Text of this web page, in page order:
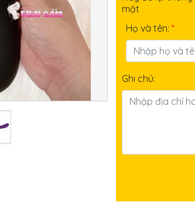
mật
Họ và tên: *
Ghi chú: